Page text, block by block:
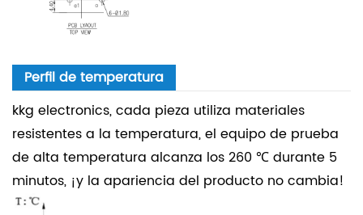
Perfil de temperatura
kkg electronics, cada pieza utiliza materiales
resistentes a la temperatura, el equipo de prueba
de alta temperatura alcanza los 260 ℃ durante 5
minutos, ¡y la apariencia del producto no cambia!